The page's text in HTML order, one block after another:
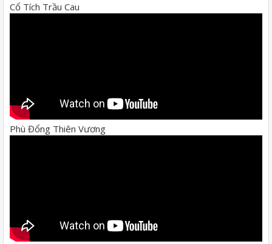
Cổ Tích Trầu Cau
Phù Đổng Thiên Vương